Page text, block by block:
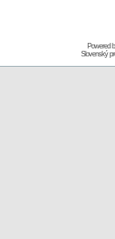
Powered
Slovenský